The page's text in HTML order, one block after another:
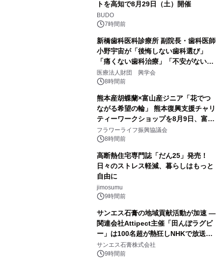
トを高知で8月29日（土）開催
BUDO
7時間前
新橋歯科医科診療所 副院長・歯科医師
小野宇宙が「後悔しない歯科選び」
「痛くない歯科治療」「不安がない治
療計画」をテーマに専門監修
医療法人財団 興学会
8時間前
熊本産胡蝶蘭×富山産ジニア「花でつ
ながる希望の輪」 熊本復興支援チャリ
ティーワークショップを8月9日、富
山・射水で開催
フラワーライフ振興協議会
8時間前
高断熱住宅専門誌「だん25」発売！
日々のストレス軽減、暮らしはもっと
自由に
jimosumu
9時間前
サンエス石膏の地域貢献活動が加速 ―
関連会社Attipect主催「田んぼラグビ
ー」は100名超が熱狂しNHKで放送さ
れました。
サンエス石膏株式会社
9時間前